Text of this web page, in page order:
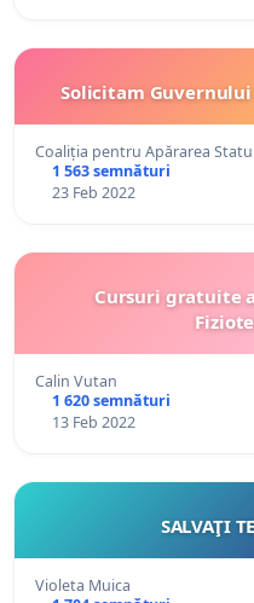
Solicitam
Coaliția pentru Apărarea
1 563 semnături
23 Feb 2022
Cursuri gratuite
Calin Vutan
1 620 semnături
13 Feb 2022
SALVAŢI
Violeta Muica